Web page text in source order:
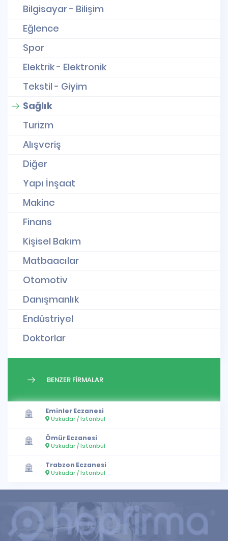
Bilgisayar - Bilişim
Eğlence
Spor
Elektrik - Elektronik
Tekstil - Giyim
Sağlık
Turizm
Alışveriş
Diğer
Yapı İnşaat
Makine
Finans
Kişisel Bakım
Matbaacılar
Otomotiv
Danışmanlık
Endüstriyel
Doktorlar
BENZER FİRMALAR
Eminler Eczanesi
Üsküdar / İstanbul
Ömür Eczanesi
Üsküdar / İstanbul
Trabzon Eczanesi
Üsküdar / İstanbul